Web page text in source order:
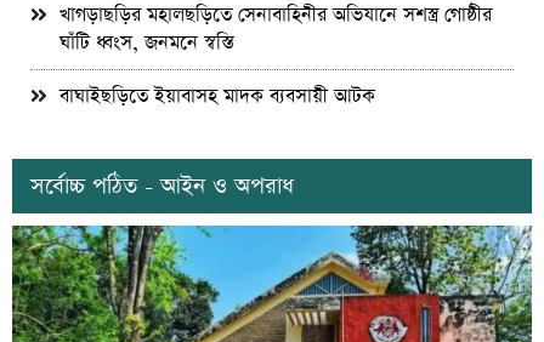
খাগড়াছড়ির মহালছড়িতে সেনাবাহিনীর অভিযানে সশস্ত্র গোষ্ঠীর
ঘাঁটি ধ্বংস, জনমনে স্বস্তি
বাঘাইছড়িতে ইয়াবাসহ মাদক ব্যবসায়ী আটক
সর্বোচ্চ পঠিত - আইন ও অপরাধ